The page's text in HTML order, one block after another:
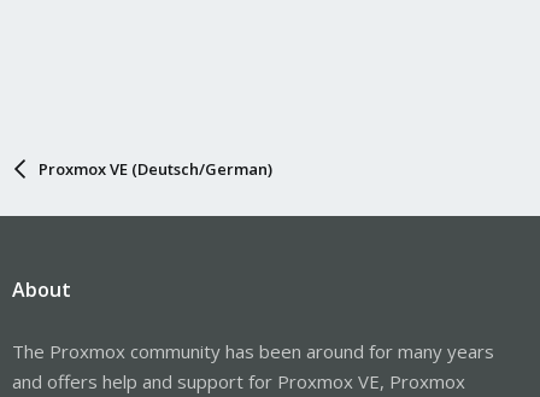
Proxmox VE (Deutsch/German)
About
The Proxmox community has been around for many years
and offers help and support for Proxmox VE, Proxmox